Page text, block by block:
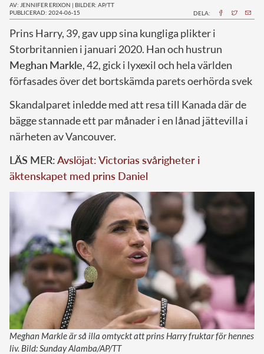
AV: JENNIFER ERIXON | BILDER: AP/TT
PUBLICERAD: 2024-06-15
DELA:
Prins Harry, 39, gav upp sina kungliga plikter i
Storbritannien i januari 2020. Han och hustrun
Meghan Markle, 42, gick i lyxexil och hela världen
förfasades över det bortskämda parets oerhörda svek
Skandalparet inledde med att resa till Kanada där de
bägge stannade ett par månader i en lånad jättevilla i
närheten av Vancouver.
LÄS MER:Avslöjat: Victorias svårigheter i
äktenskapet med prins Daniel
Meghan Markle är så illa omtyckt att prins Harry fruktar för hennes
liv. Bild: Sunday Alamba/AP/TT